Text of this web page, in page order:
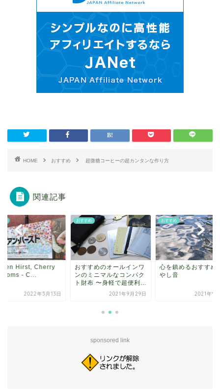
HOME おすすめ 超微糖コーヒーの超カンタンな作り方
関連記事
すめのオールインワ
ミニマルなコンパク
2021年9月29日
おすすめ
心を鎮めるおすすめの癒
やし音
2021年9月12日
おすすめ
Damien Hirst,
Blossoms - C...
2022年5
sponsored link